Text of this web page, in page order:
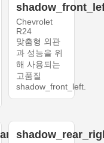
Chevrolet
R24
맞춤형 외관
과 성능을 위
해 사용되는
고품질
shadow_front_left.